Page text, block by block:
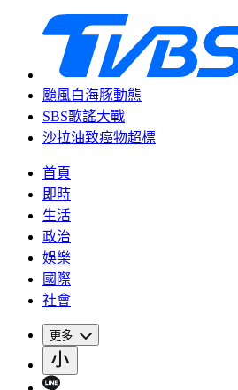
颱風白海豚動態
SBS歌謠大戰
沙拉油致癌物超標
首頁
即時
生活
政治
娛樂
國際
社會
更多